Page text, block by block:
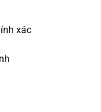
xác